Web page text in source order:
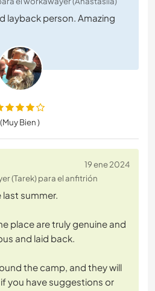
layback person. Amazing
(Muy Bien )
19 ene 2024
(Tarek) para el anfitrión
last summer.
place are truly genuine and
and laid back.
the camp, and they will
you have suggestions or